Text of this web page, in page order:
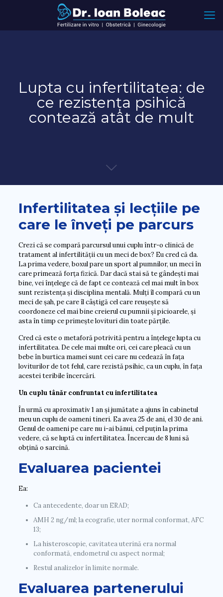
Lupta cu infertilitatea: de
ce rezistența psihică
contează atât de mult
Infertilitatea și lecțiile pe
care le înveți pe parcurs
Crezi că se compară parcursul unui cuplu într-o clinică de
tratament al infertilității cu un meci de box? Eu cred că da.
La prima vedere, boxul pare un sport al pumnilor, un meci în
care primează forța fizică. Dar dacă stai să te gândești mai
bine, vei înțelege că de fapt ce contează cel mai mult în box
sunt rezistența și disciplina mentală. Mulți îl compară cu un
meci de șah, pe care îl câștigă cel care reușește să
coordoneze cel mai bine creierul cu pumnii și picioarele, și
asta în timp ce primește lovituri din toate părțile.
Cred că este o metaforă potrivită pentru a înțelege lupta cu
infertilitatea. De cele mai multe ori, cei care pleacă cu un
bebe în burtica mamei sunt cei care nu cedează în fața
loviturilor de tot felul, care rezistă psihic, ca un cuplu, în fața
acestei teribile încercări.
Un cuplu tânăr confruntat cu infertilitatea
În urmă cu aproximativ 1 an și jumătate a ajuns în cabinetul
meu un cuplu de oameni tineri. Ea avea 25 de ani, el 30 de ani.
Genul de oameni pe care nu i-ai bănui, cel puțin la prima
vedere, că se luptă cu infertilitatea. Încercau de 8 luni să
obțină o sarcină.
Evaluarea pacientei
Ea:
Ca antecedente, doar un ERAD;
AMH 2 ng/ml; la ecografie, uter normal conformat, AFC
13;
La histeroscopie, cavitatea uterină era normal
conformată, endometrul cu aspect normal;
Restul analizelor în limite normale.
Evaluarea partenerului